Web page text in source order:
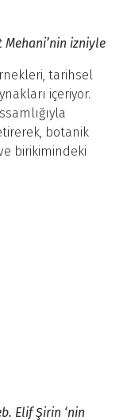
izniyle
tarihsel
içeriyor.
botanik
birikimindeki
Elif Şirin ‘nin